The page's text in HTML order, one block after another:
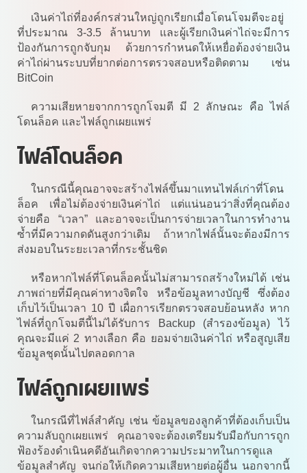
เงินค่าไถ่ที่องค์กรส่วนใหญ่ถูกเรียกเมื่อโดนโจมตีจะอยู่
ที่ประมาณ 3-3.5 ล้านบาท และผู้เรียกเงินค่าไถ่จะมีการ
ป้องกันการถูกจับกุม ด้วยการกำหนดให้เหยื่อต้องจ่ายเงิน
ค่าไถ่ผ่านระบบที่ยากต่อการตรวจสอบหรือติดตาม เช่น
BitCoin
ความเสียหายจากการถูกโจมตี มี 2 ลักษณะ คือ ไฟล์
โดนล็อค และไฟล์ถูกเผยแพร่
ไฟล์โดนล็อค
ในกรณีนี้คุณอาจจะสร้างไฟล์ขึ้นมาแทนไฟล์เก่าที่โดน
ล็อค เพื่อไม่ต้องจ่ายเงินค่าไถ่ แต่แน่นอนว่าสิ่งที่คุณต้อง
จ่ายคือ “เวลา” และอาจจะเป็นการจ่ายเวลาในการทำงาน
ซ้ำที่มีความกดดันสูงกว่าเดิม ถ้าหากไฟล์นั้นจะต้องมีการ
ส่งมอบในระยะเวลาที่กระชั้นชิด
หรือหากไฟล์ที่โดนล็อคนั้นไม่สามารถสร้างใหม่ได้ เช่น
ภาพถ่ายที่มีคุณค่าทางจิตใจ หรือข้อมูลทางบัญชี ซึ่งต้อง
เก็บไว้เป็นเวลา 10 ปี เผื่อการเรียกตรวจสอบย้อนหลัง หาก
ไฟล์ที่ถูกโจมตีนี้ไม่ได้รับการ Backup (สำรองข้อมูล) ไว้
คุณจะมีแค่ 2 ทางเลือก คือ ยอมจ่ายเงินค่าไถ่ หรือสูญเสีย
ข้อมูลชุดนั้นไปตลอดกาล
ไฟล์ถูกเผยแพร่
ในกรณีที่ไฟล์สำคัญ เช่น ข้อมูลของลูกค้าที่ต้องเก็บเป็น
ความลับถูกเผยแพร่ คุณอาจจะต้องเตรียมรับมือกับการถูก
ฟ้องร้องดำเนินคดีอันเกิดจากความประมาทในการดูแล
ข้อมูลสำคัญ จนก่อให้เกิดความเสียหายต่อผู้อื่น นอกจากนี้